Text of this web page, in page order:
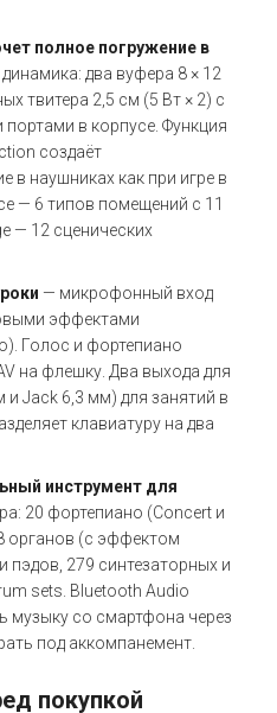
полное погружение в
два вуфера 8 × 12
твитера 2,5 см (5 Вт × 2) с
в корпусе. Функция
создаёт
в наушниках как при игре в
— 6 типов помещений с 11
— 12 сценических
— микрофонный вход
эффектами
Голос и фортепиано
на флешку. Два выхода для
Jack 6,3 мм) для занятий в
клавиатуру на два
инструмент для
20 фортепиано (Concert и
органов (с эффектом
пэдов, 279 синтезаторных и
sets. Bluetooth Audio
музыку со смартфона через
под аккомпанемент.
покупкой